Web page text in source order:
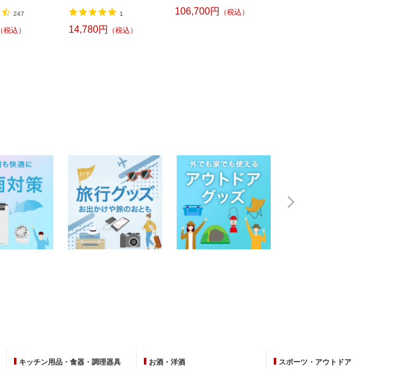
247
（税込）
1
14,780円 （税込）
106,700円
（税込）
キッチン用品・ 食器・調理器具 お酒・洋酒 スポーツ・ アウトドア